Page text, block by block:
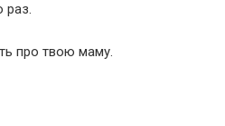
раз.
про твою маму.